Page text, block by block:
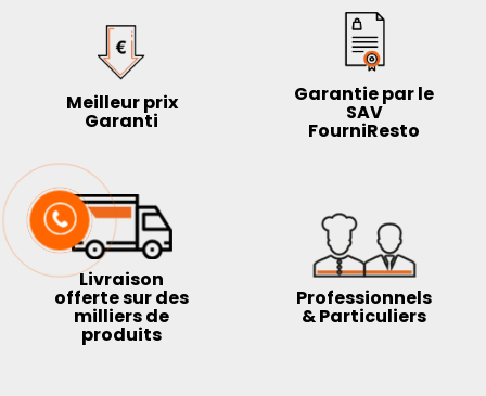
Meilleur prix
Garanti
Garantie par le
SAV
FourniResto
Livraison
offerte sur des
milliers de
produits
Professionnels
& Particuliers